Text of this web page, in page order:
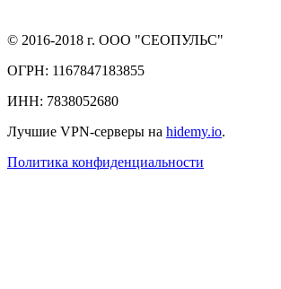
© 2016-2018 г. OOO "СЕОПУЛЬС"
ОГРН: 1167847183855
ИНН: 7838052680
Лучшие VPN-серверы на hidemy.io.
Политика конфиденциальности